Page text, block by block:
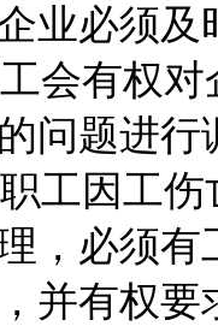
业必须及
会有权
问题进
工因工
，必须
并有权